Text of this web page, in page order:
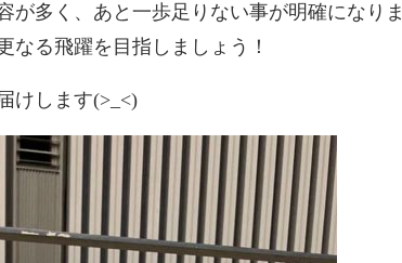
多く、あと一歩足りない事が明確になりま
なる飛躍を目指しましょう！
けします(>_<)